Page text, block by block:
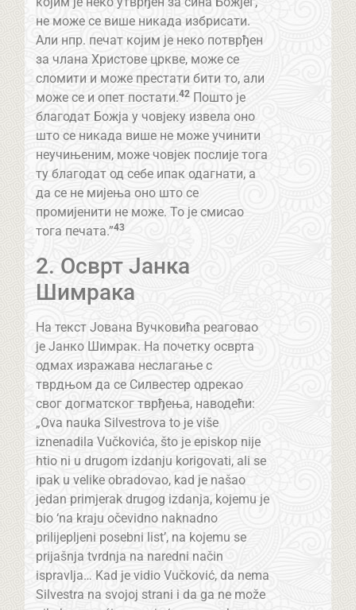
не може се више никада избрисати.
Али нпр. печат којим је неко потврђен
за члана Христове цркве, може се
сломити и може престати бити то, али
може се и опет постати.42Пошто је
благодат Божја у човјеку извела оно
што се никада више не може учинити
неучињеним, може човјек послије тога
ту благодат од себе ипак одагнати, а
да се не мијења оно што се
промијенити не може. То је смисао
тога печата.”43
2. Осврт Јанка
Шимрака
На текст Јована Вучковића реаговао
је Јанко Шимрак. На почетку осврта
одмах изражава неслагање с
тврдњом да се Силвестер одрекао
свог догматског тврђења, наводећи:
„Ova nauka Silvestrova to je više
iznenadila Vučkovića, što je episkop nije
htio ni u drugom izdanju korigovati, ali se
ipak u velike obradovao, kad je našao
jedan primjerak drugog izdanja, kojemu je
bio ‘na kraju očevidno naknadno
prilijepljeni posebni list’, na kojemu se
prijašnja tvrdnja na naredni način
ispravlja… Kad je vidio Vučković, da nema
Silvestra na svojoj strani i da ga ne može